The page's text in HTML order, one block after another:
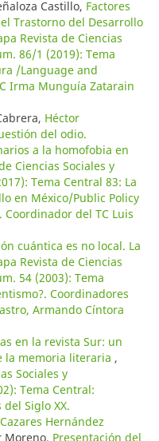
Castillo, Factores
Trastorno del Desarrollo
Revista de Ciencias
86/1 (2019): Tema
/Language and
Irma Munguía Zatarain
Héctor
del odio.
a la homofobia en
Ciencias Sociales y
Tema Central 83: La
en México/Public Policy
del TC Luis
cuántica es no local. La
Revista de Ciencias
54 (2003): Tema
Coordinadores
Armando Cíntora
en la revista Sur: un
la memoria literaria ,
Sociales y
Tema Central:
Siglo XX.
Hernández
Moreno, Presentación del